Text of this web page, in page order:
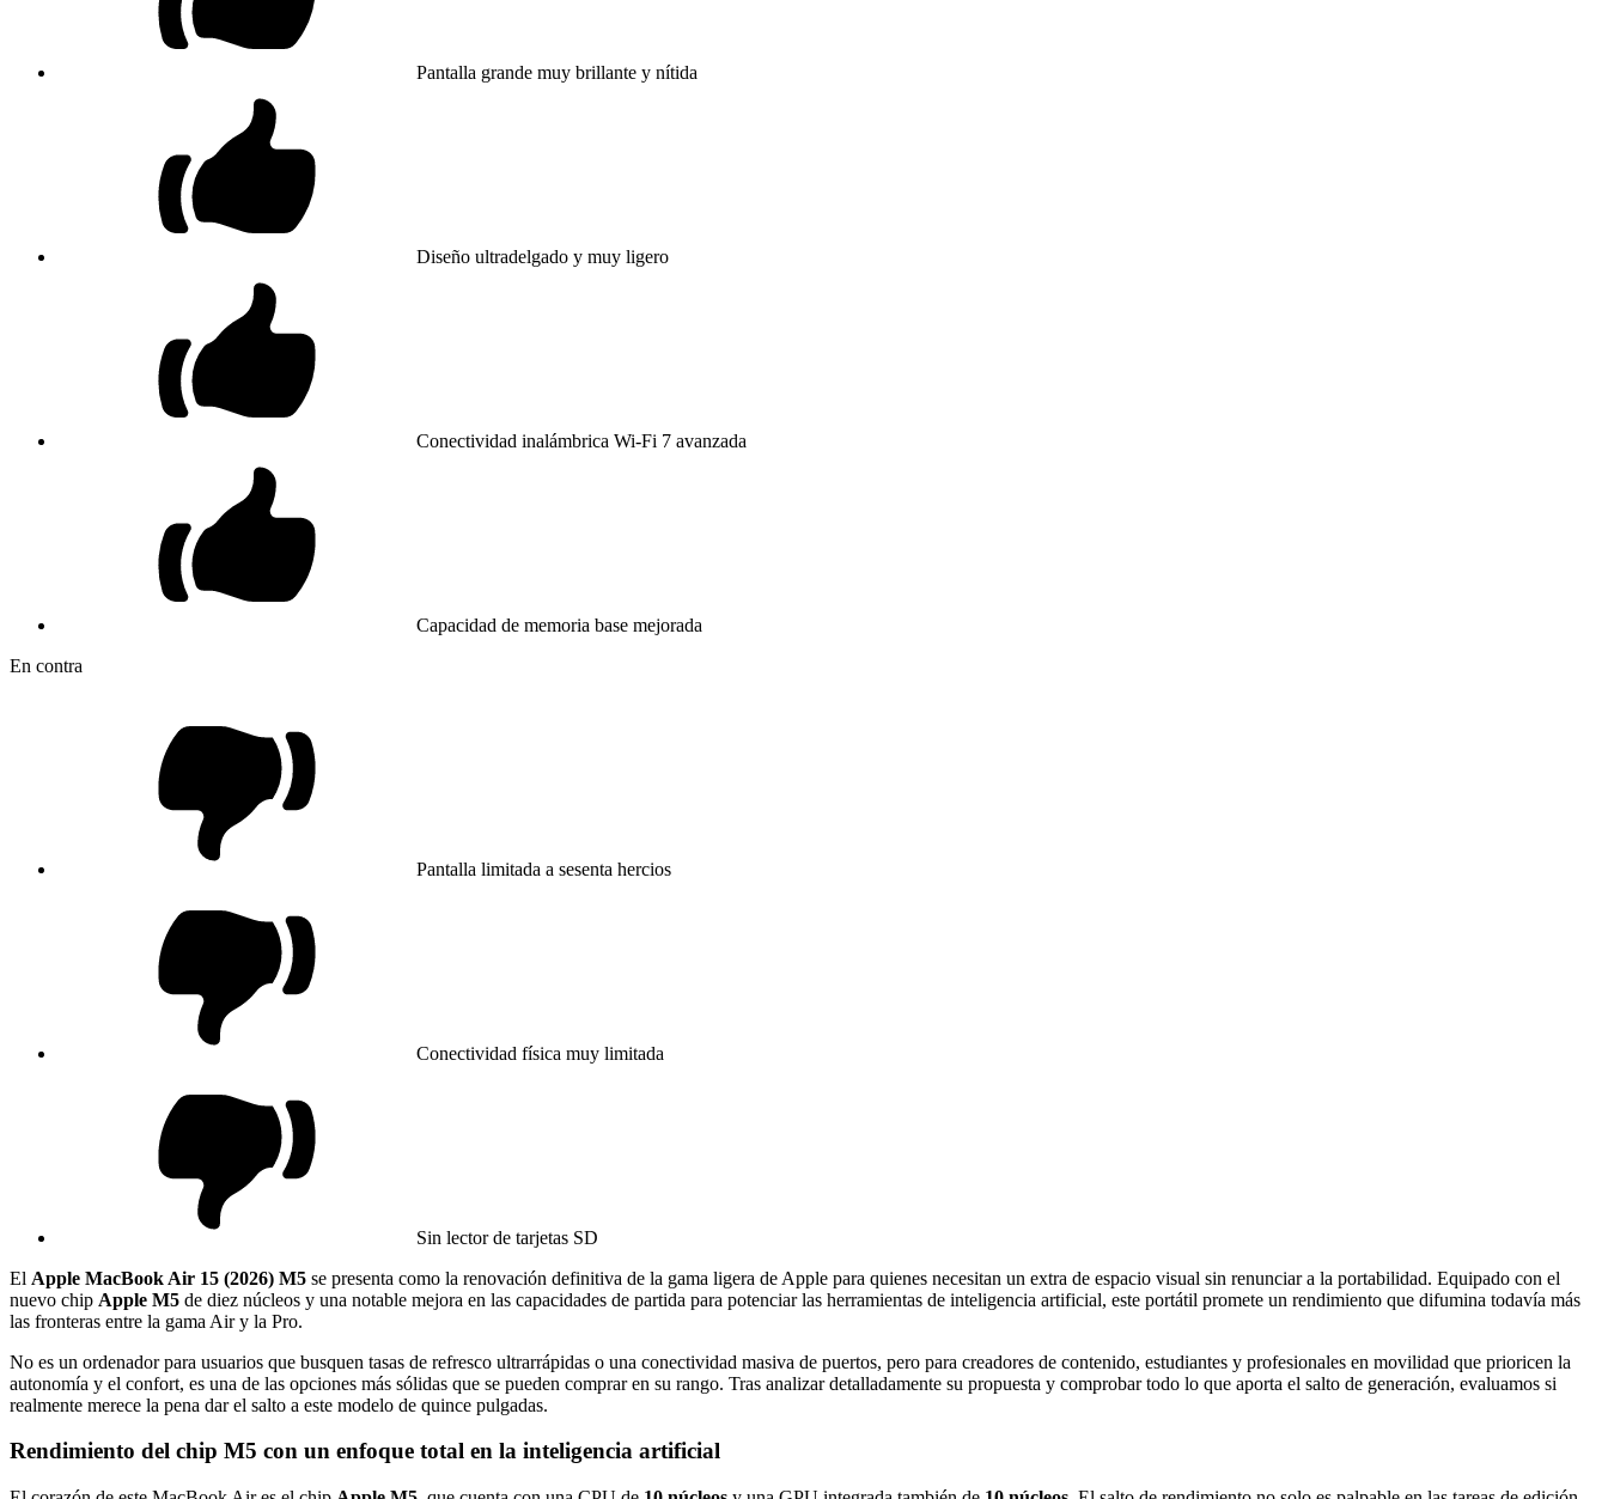
Pantalla grande muy brillante y nítida
Diseño ultradelgado y muy ligero
Conectividad inalámbrica Wi-Fi 7 avanzada
Capacidad de memoria base mejorada
En contra
Pantalla limitada a sesenta hercios
Conectividad física muy limitada
Sin lector de tarjetas SD
El Apple MacBook Air 15 (2026) M5 se presenta como la renovación definitiva de la gama ligera de Apple para quienes necesitan un extra de espacio visual sin renunciar a la portabilidad. Equipado con el
nuevo chip Apple M5 de diez núcleos y una notable mejora en las capacidades de partida para potenciar las herramientas de inteligencia artificial, este portátil promete un rendimiento que difumina todavía más
las fronteras entre la gama Air y la Pro.
No es un ordenador para usuarios que busquen tasas de refresco ultrarrápidas o una conectividad masiva de puertos, pero para creadores de contenido, estudiantes y profesionales en movilidad que prioricen la
autonomía y el confort, es una de las opciones más sólidas que se pueden comprar en su rango. Tras analizar detalladamente su propuesta y comprobar todo lo que aporta el salto de generación, evaluamos si
realmente merece la pena dar el salto a este modelo de quince pulgadas.
Rendimiento del chip M5 con un enfoque total en la inteligencia artificial